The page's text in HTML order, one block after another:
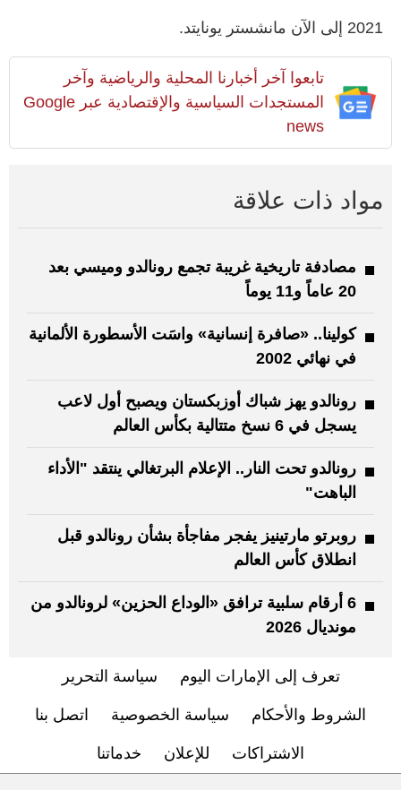
2021 إلى الآن مانشستر يونايتد.
تابعوا آخر أخبارنا المحلية والرياضية وآخر
المستجدات السياسية والإقتصادية عبر Google
news
مواد ذات علاقة
مصادفة تاريخية غريبة تجمع رونالدو وميسي بعد
20 عاماً و11 يوماً
كولينا.. «صافرة إنسانية» واسَت الأسطورة الألمانية
في نهائي 2002
رونالدو يهز شباك أوزبكستان ويصبح أول لاعب
يسجل في 6 نسخ متتالية بكأس العالم
رونالدو تحت النار.. الإعلام البرتغالي ينتقد "الأداء
الباهت"
روبرتو مارتينيز يفجر مفاجأة بشأن رونالدو قبل
انطلاق كأس العالم
6 أرقام سلبية ترافق «الوداع الحزين» لرونالدو من
مونديال 2026
تعرف إلى الإمارات اليوم سياسة التحرير
الشروط والأحكام سياسة الخصوصية اتصل بنا
الاشتراكات للإعلان خدماتنا